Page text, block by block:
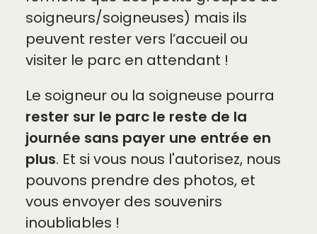
soigneurs/soigneuses) mais ils
peuvent rester vers l’accueil ou
visiter le parc en attendant !
Le soigneur ou la soigneuse pourra
rester sur le parc le reste de la
journée sans payer une entrée en
plus. Et si vous nous l'autorisez, nous
pouvons prendre des photos, et
vous envoyer des souvenirs
inoubliables !